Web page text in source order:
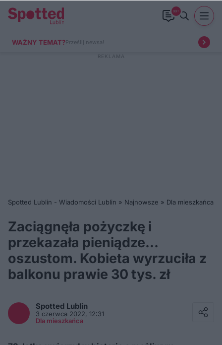
99+
WAŻNY TEMAT?Prześlij newsa!
Spotted Lublin - Wiadomości Lublin » Najnowsze » Dla mieszkańca
Zaciągnęła pożyczkę i
przekazała pieniądze…
oszustom. Kobieta wyrzuciła z
balkonu prawie 30 tys. zł
Spotted Lublin
3 czerwca 2022, 12:31
Dla mieszkańca